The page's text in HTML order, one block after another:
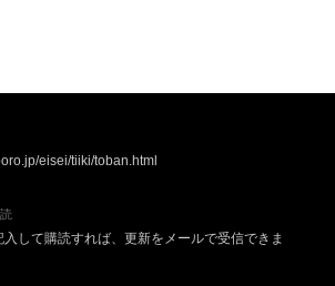
eisei/tiiki/toban.html
入して購読すれば、更新をメールで受信できま